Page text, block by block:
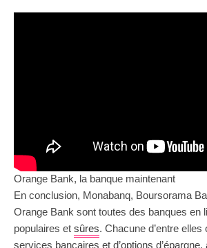
Orange Bank, la banque maintenant
En conclusion, Monabanq, Boursorama
Orange Bank sont toutes des banques en
populaires et sûres. Chacune d’entre
services bancaires et d’options